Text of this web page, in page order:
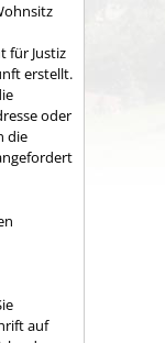
für Justiz
erstellt.
oder
die
auf